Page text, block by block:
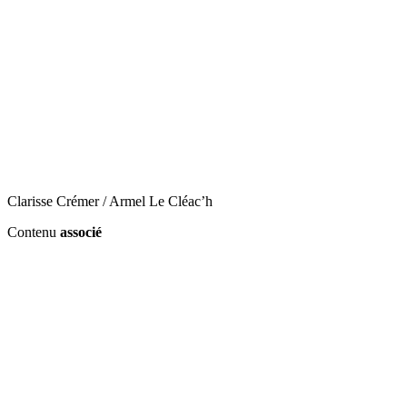
Clarisse Crémer / Armel Le Cléac’h
Contenu associé